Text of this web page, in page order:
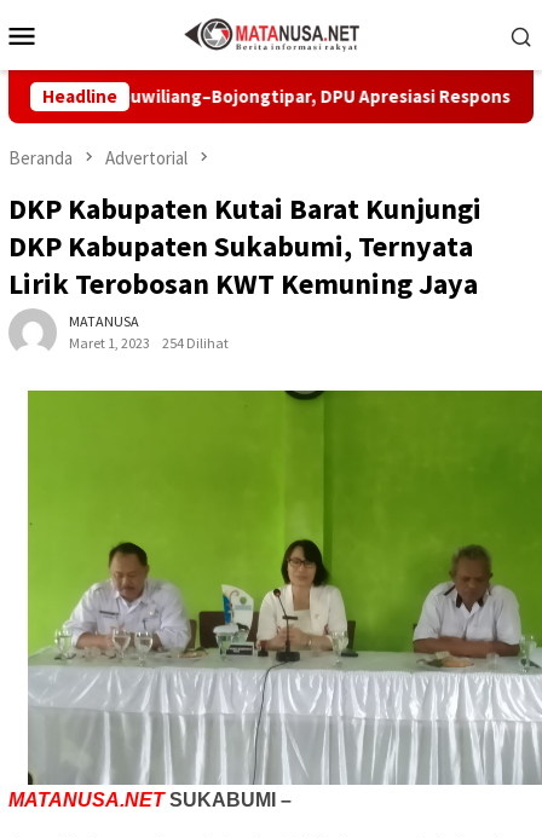
ke
Mobile
Headline DPU Apresiasi Respons Penyedia
Beranda Advertorial
DKP Kabupaten Kutai Barat Kunjungi
DKP Kabupaten Sukabumi, Ternyata
Lirik Terobosan KWT Kemuning Jaya
MATANUSA
Maret 1, 2023
254 Dilihat
MATANUSA.NETSUKABUMI –